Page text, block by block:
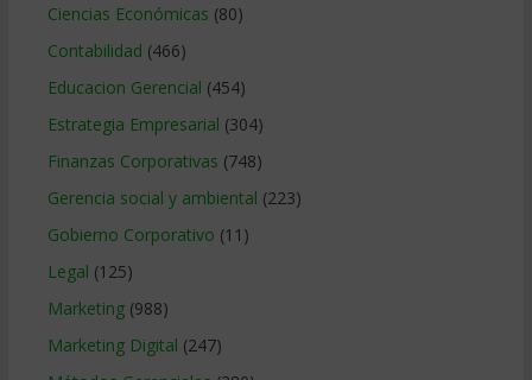
Ciencias Económicas (80)
Contabilidad (466)
Educacion Gerencial (454)
Estrategia Empresarial (304)
Finanzas Corporativas (748)
Gerencia social y ambiental (223)
Gobierno Corporativo (11)
Legal (125)
Marketing(988)
Marketing Digital (247)